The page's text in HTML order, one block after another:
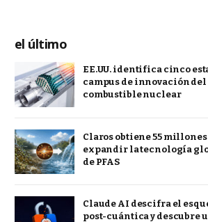
el último
EE.UU. identifica cinco
campus de innovación
combustible nuclear
Claros obtiene 55
expandir la tecnología
de PFAS
Claude AI descifra el
post-cuántica y descubre